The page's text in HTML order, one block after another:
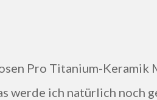
werde ich natürlich noch